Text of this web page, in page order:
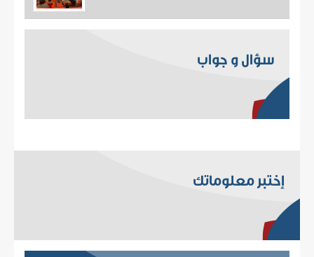
سؤال و جواب
إختبر معلوماتك